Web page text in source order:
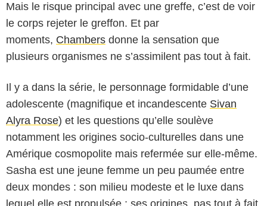
Mais le risque principal avec une greffe, c’est de voir
le corps rejeter le greffon. Et par
moments, Chambers donne la sensation que
plusieurs organismes ne s’assimilent pas tout à fait.
Il y a dans la série, le personnage formidable d’une
adolescente (magnifique et incandescente Sivan
Alyra Rose) et les questions qu’elle soulève
notamment les origines socio-culturelles dans une
Amérique cosmopolite mais refermée sur elle-même.
Sasha est une jeune femme un peu paumée entre
deux mondes : son milieu modeste et le luxe dans